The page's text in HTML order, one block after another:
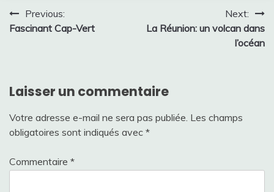
Navigation
de
Previous:
Fascinant Cap-Vert
Next:
La Réunion: un volcan dans
l’océan
Laisser un commentaire
Votre adresse e-mail ne sera pas publiée. Les champs
obligatoires sont indiqués avec *
Commentaire *